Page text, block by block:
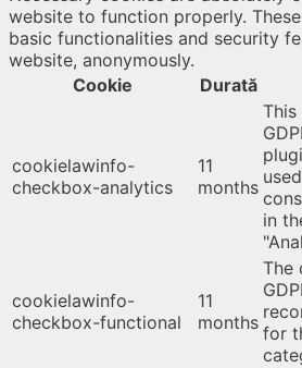
website to function properly.
basic functionalities and security
website, anonymously.
Cookie
Durată
cookielawinfo-
checkbox-analytics
11
months
in
cookielawinfo-
checkbox-functional
11
months
The
for